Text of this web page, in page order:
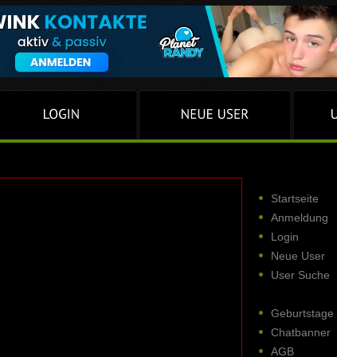
Startseite
Anmeldung
Login
Neue User
User Suche
Geburtstage
Chatbanner
AGB